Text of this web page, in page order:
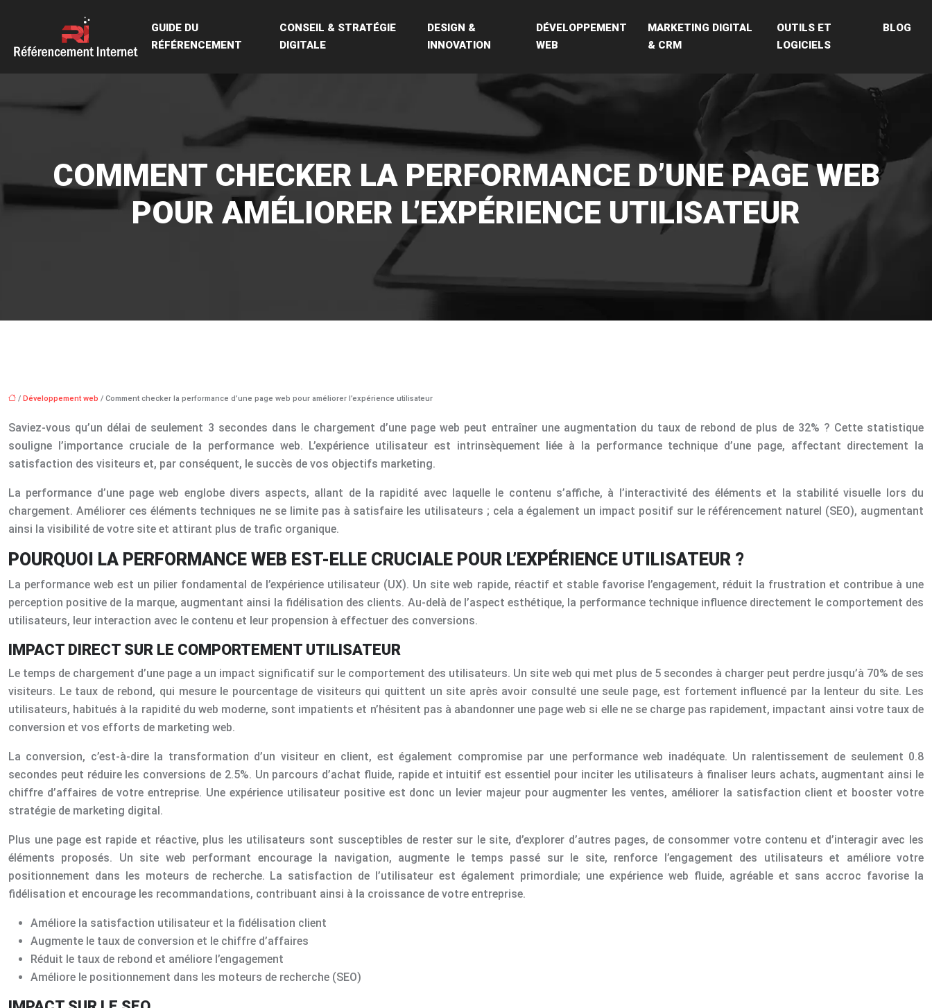
GUIDE DU
RÉFÉRENCEMENT
CONSEIL & STRATÉGIE
DIGITALE
DESIGN &
INNOVATION
DÉVELOPPEMENT
WEB
MARKETING DIGITAL
& CRM
OUTILS ET
LOGICIELS
BLOG
COMMENT CHECKER LA PERFORMANCE D’UNE PAGE WEB
POUR AMÉLIORER L’EXPÉRIENCE UTILISATEUR
/ Développement web / Comment checker la performance d’une page web pour améliorer l’expérience utilisateur
Saviez-vous qu’un délai de seulement 3 secondes dans le chargement d’une page web peut entraîner une augmentation du taux de rebond de plus de 32% ? Cette statistique
souligne l’importance cruciale de la performance web. L’expérience utilisateur est intrinsèquement liée à la performance technique d’une page, affectant directement la
satisfaction des visiteurs et, par conséquent, le succès de vos objectifs marketing.
La performance d’une page web englobe divers aspects, allant de la rapidité avec laquelle le contenu s’affiche, à l’interactivité des éléments et la stabilité visuelle lors du
chargement. Améliorer ces éléments techniques ne se limite pas à satisfaire les utilisateurs ; cela a également un impact positif sur le référencement naturel (SEO), augmentant
ainsi la visibilité de votre site et attirant plus de trafic organique.
POURQUOI LA PERFORMANCE WEB EST-ELLE CRUCIALE POUR L’EXPÉRIENCE UTILISATEUR ?
La performance web est un pilier fondamental de l’expérience utilisateur (UX). Un site web rapide, réactif et stable favorise l’engagement, réduit la frustration et contribue à une
perception positive de la marque, augmentant ainsi la fidélisation des clients. Au-delà de l’aspect esthétique, la performance technique influence directement le comportement des
utilisateurs, leur interaction avec le contenu et leur propension à effectuer des conversions.
IMPACT DIRECT SUR LE COMPORTEMENT UTILISATEUR
Le temps de chargement d’une page a un impact significatif sur le comportement des utilisateurs. Un site web qui met plus de 5 secondes à charger peut perdre jusqu’à 70% de ses
visiteurs. Le taux de rebond, qui mesure le pourcentage de visiteurs qui quittent un site après avoir consulté une seule page, est fortement influencé par la lenteur du site. Les
utilisateurs, habitués à la rapidité du web moderne, sont impatients et n’hésitent pas à abandonner une page web si elle ne se charge pas rapidement, impactant ainsi votre taux de
conversion et vos efforts de marketing web.
La conversion, c’est-à-dire la transformation d’un visiteur en client, est également compromise par une performance web inadéquate. Un ralentissement de seulement 0.8
secondes peut réduire les conversions de 2.5%. Un parcours d’achat fluide, rapide et intuitif est essentiel pour inciter les utilisateurs à finaliser leurs achats, augmentant ainsi le
chiffre d’affaires de votre entreprise. Une expérience utilisateur positive est donc un levier majeur pour augmenter les ventes, améliorer la satisfaction client et booster votre
stratégie de marketing digital.
Plus une page est rapide et réactive, plus les utilisateurs sont susceptibles de rester sur le site, d’explorer d’autres pages, de consommer votre contenu et d’interagir avec les
éléments proposés. Un site web performant encourage la navigation, augmente le temps passé sur le site, renforce l’engagement des utilisateurs et améliore votre
positionnement dans les moteurs de recherche. La satisfaction de l’utilisateur est également primordiale; une expérience web fluide, agréable et sans accroc favorise la
fidélisation et encourage les recommandations, contribuant ainsi à la croissance de votre entreprise.
Améliore la satisfaction utilisateur et la fidélisation client
Augmente le taux de conversion et le chiffre d’affaires
Réduit le taux de rebond et améliore l’engagement
Améliore le positionnement dans les moteurs de recherche (SEO)